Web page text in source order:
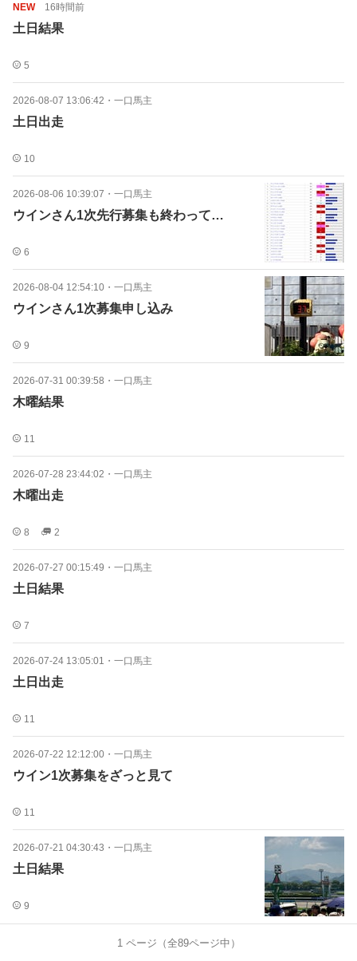
NEW 16時間前
土日結果
5
2026-08-07 13:06:42 ・ 一口馬主
土日出走
10
2026-08-06 10:39:07 ・ 一口馬主
ウインさん1次先行募集も終わって…
6
2026-08-04 12:54:10 ・ 一口馬主
ウインさん1次募集申し込み
9
2026-07-31 00:39:58 ・ 一口馬主
木曜結果
11
2026-07-28 23:44:02 ・ 一口馬主
木曜出走
8 2
2026-07-27 00:15:49 ・ 一口馬主
土日結果
7
2026-07-24 13:05:01 ・ 一口馬主
土日出走
11
2026-07-22 12:12:00 ・ 一口馬主
ウイン1次募集をざっと見て
11
2026-07-21 04:30:43 ・ 一口馬主
土日結果
9
1ページ（全89ページ中）